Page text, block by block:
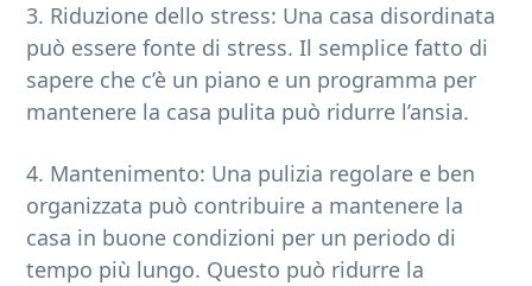
3. Riduzione dello stress: Una casa disordinata
può essere fonte di stress. Il semplice fatto di
sapere che c’è un piano e un programma per
mantenere la casa pulita può ridurre l’ansia.
4. Mantenimento: Una pulizia regolare e ben
organizzata può contribuire a mantenere la
casa in buone condizioni per un periodo di
tempo più lungo. Questo può ridurre la